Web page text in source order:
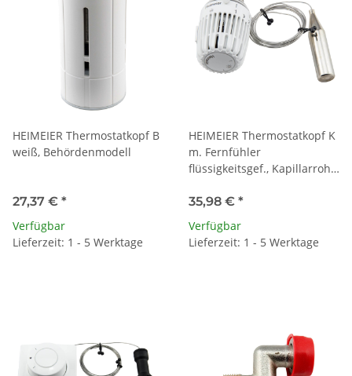
HEIMEIER Thermostatkopf B
weiß, Behördenmodell
27,37 € *
Verfügbar
Lieferzeit: 1 - 5 Werktage
HEIMEIER Thermostatkopf K
m. Fernfühler
flüssigkeitsgef., Kapillarrohr
35,98 € *
Verfügbar
Lieferzeit: 1 - 5 Werktage